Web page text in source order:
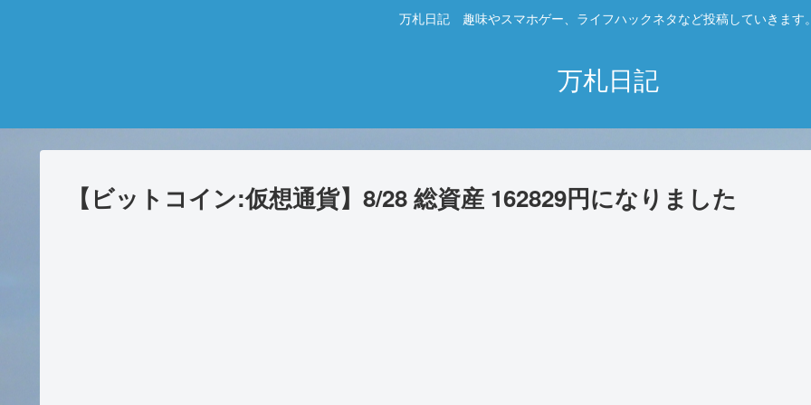
万札日記 趣味やスマホゲー、ライフハックネタなど投稿していきます
万札日記
【ビットコイン:仮想通貨】8/28 総資産 162829円になりました